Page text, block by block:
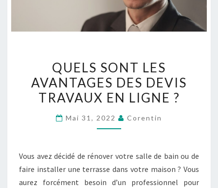
SONT
LES
AVANTAGES
DEVIS
LIGNE
?
QUELS SONT LES
AVANTAGES DES DEVIS
TRAVAUX EN LIGNE ?
Mai 31, 2022 Corentin
Vous avez décidé de rénover votre salle de bain ou de
faire installer une terrasse dans votre maison ? Vous
aurez forcément besoin d’un professionnel pour